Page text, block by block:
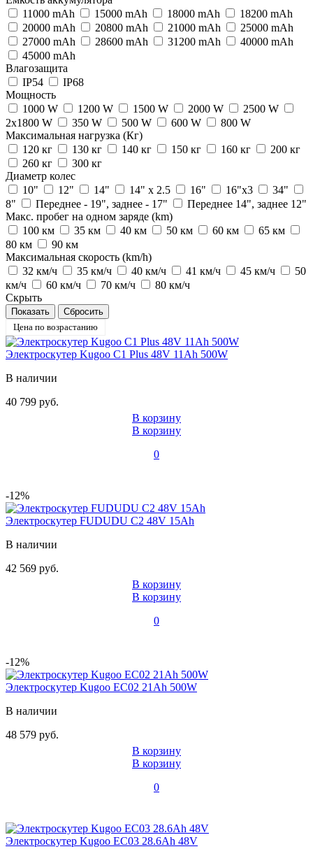
11000 mAh
15000 mAh 18000 mAh
18200 mAh
20000 mAh
20800 mAh 21000 mAh
25000 mAh
27000 mAh
28600 mAh 31200 mAh
40000 mAh
45000 mAh
Влагозащита
IP54
IP68
Мощность
1000 W
1200 W 1500 W 2000 W
2500 W
2x1800 W
350 W 500 W 600 W
800 W
Максимальная нагрузка (Кг)
120 кг
130 кг 140 кг 150 кг 160 кг
200 кг
260 кг
300 кг
Диаметр колес
10"
12" 14" 14" х 2.5 16" 16"х3
34"
8"
Переднее - 19", заднее - 17"
Переднее 14", заднее 12"
Макс. пробег на одном заряде (km)
100 км
35 км 40 км 50 км 60 км
65 км
80 км
90 км
Максимальная скорость (km/h)
32 км/ч
35 км/ч 40 км/ч 41 км/ч 45 км/ч
50
км/ч
60 км/ч 70 км/ч
80 км/ч
Скрыть
Цена по возрастанию
Электроскутер Kugoo C1 Plus 48V 11Ah 500W
В наличии
40 799 руб.
В корзину
В корзину
0
-12%
Электроскутер FUDUDU C2 48V 15Ah
В наличии
42 569 руб.
В корзину
В корзину
0
-12%
Электроскутер Kugoo EC02 21Ah 500W
В наличии
48 579 руб.
В корзину
В корзину
0
Электроскутер Kugoo EC03 28.6Ah 48V